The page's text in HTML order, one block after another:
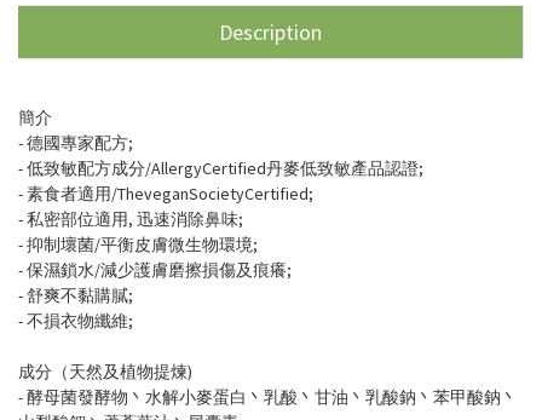
Description
簡介
- 德國專家配方;
- 低致敏配方成分/AllergyCertified丹麥低致敏產品認證;
- 素食者適用/TheveganSocietyCertified;
- 私密部位適用, 迅速消除鼻味;
- 抑制壞菌/平衡皮膚微生物環境;
- 保濕鎖水/減少護膚磨擦損傷及痕癢;
- 舒爽不黏購膩;
- 不損衣物纖維;
成分（天然及植物提煉)
- 酵母菌發酵物丶水解小麥蛋白丶乳酸丶甘油丶乳酸鈉丶苯甲酸鈉丶